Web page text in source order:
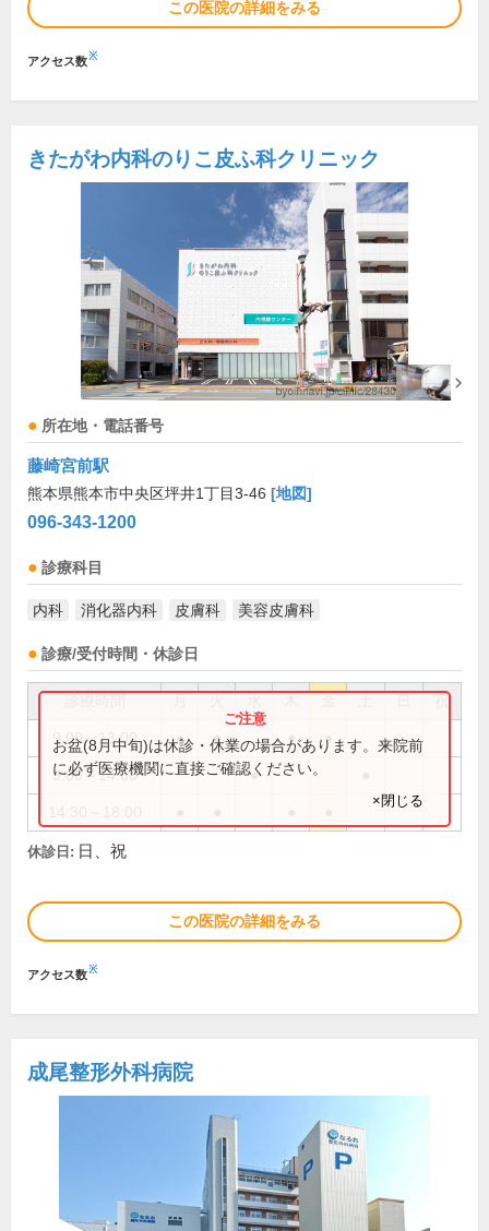
この医院の詳細をみる
アクセス数※
きたがわ内科のりこ皮ふ科クリニック
所在地・電話番号
藤崎宮前駅
熊本県熊本市中央区坪井1丁目3-46 [地図]
096-343-1200
診療科目
内科 消化器内科 皮膚科 美容皮膚科
診療/受付時間・休診日
祝
9:00～13:00 ● ● ● ●
9:00～14:00 ●
お盆(8月中旬)は休診・休業の場合があります。来院前
に必ず医療機関に直接ご確認ください。
×閉じる
休診日: 日、祝
この医院の詳細をみる
アクセス数※
成尾整形外科病院